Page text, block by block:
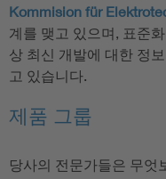
Kommision für
계를 맺고 있으며, 표준
상 최신 개발에 대한 정
고 있습니다.
제품 그룹
당사의 전문가들은 무엇